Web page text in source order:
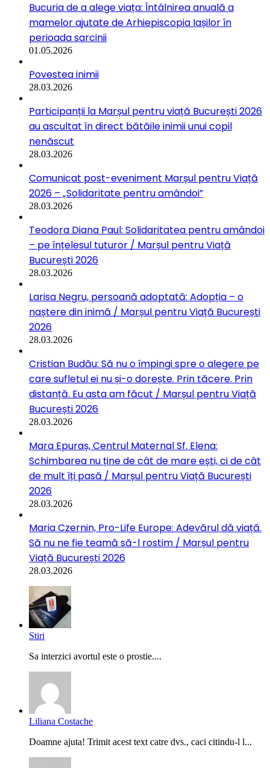
Bucuria de a alege viața: Întâlnirea anuală a
mamelor ajutate de Arhiepiscopia Iașilor în
perioada sarcinii
01.05.2026
Povestea inimii
28.03.2026
Participanții la Marșul pentru viață București 2026
au ascultat în direct bătăile inimii unui copil
nenăscut
28.03.2026
Comunicat post-eveniment Marșul pentru Viață
2026 – „Solidaritate pentru amândoi”
28.03.2026
Teodora Diana Paul: Solidaritatea pentru amândoi
– pe înțelesul tuturor / Marșul pentru Viață
București 2026
28.03.2026
Larisa Negru, persoană adoptată: Adopția – o
naștere din inimă / Marșul pentru Viață București
2026
28.03.2026
Cristian Budău: Să nu o împingi spre o alegere pe
care sufletul ei nu și-o dorește. Prin tăcere. Prin
distanță. Eu asta am făcut / Marșul pentru Viață
București 2026
28.03.2026
Mara Epuraș, Centrul Maternal Sf. Elena:
Schimbarea nu ține de cât de mare ești, ci de cât
de mult îți pasă / Marșul pentru Viață București
2026
28.03.2026
Maria Czernin, Pro-Life Europe: Adevărul dă viață.
Să nu ne fie teamă să-l rostim / Marșul pentru
Viață București 2026
28.03.2026
Stiri
Sa interzici avortul este o prostie....
Liliana Costache
Doamne ajuta! Trimit acest text catre dvs., caci citindu-l l...